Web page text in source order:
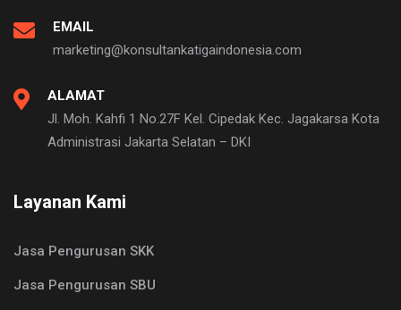
EMAIL
marketing@konsultankatigaindonesia.com
ALAMAT
Jl. Moh. Kahfi 1 No.27F Kel. Cipedak Kec. Jagakarsa Kota
Administrasi Jakarta Selatan – DKI
Layanan Kami
Jasa Pengurusan SKK
Jasa Pengurusan SBU